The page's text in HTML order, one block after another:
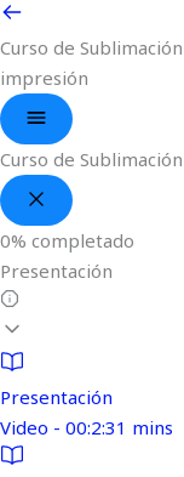
Curso de
impresión
Curso de
0% completado
Presentación
Presentación
Video - 00:2:31 mins